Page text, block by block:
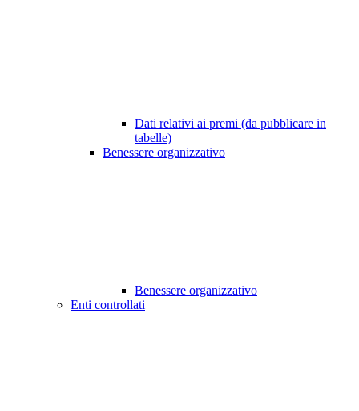
Dati relativi ai premi (da pubblicare in
tabelle)
Benessere organizzativo
Benessere organizzativo
Enti controllati